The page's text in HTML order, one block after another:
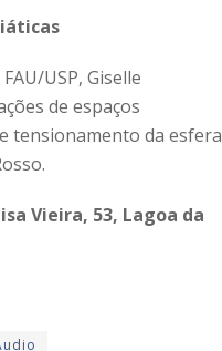
USP, Giselle
de espaços
tensionamento da esfera
Vieira, 53, Lagoa da